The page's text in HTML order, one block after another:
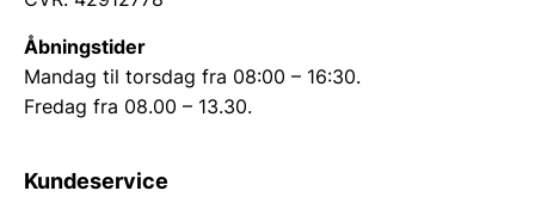
Åbningstider
Mandag til torsdag fra 08:00 – 16:30.
Fredag fra 08.00 – 13.30.
Kundeservice